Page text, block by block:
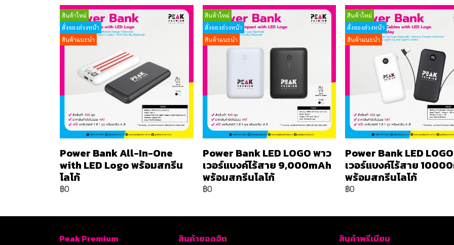
สินค้าใหม่
สั่งจองล่วงหน้า
สินค้าแนะนำ
Power Bank All-In-One
with LED Logo พร้อมสกรีน
โลโก้
฿0
สินค้าใหม่
สั่งจองล่วงหน้า
สินค้าแนะนำ
Power Bank LED LOGO พาว
เวอร์แบงค์ไร้สาย 9,000mAh
พร้อมสกรีนโลโก้
฿0
สินค้าใหม่
สั่งจองล่วงหน้า
สินค้าแนะนำ
Power Bank LED
เวอร์แบงค์ไร้สาย
พร้อมสกรีนโลโก้
฿0
Peak Premium สินค้ายอดฮิต สินค้าพรีเมียม